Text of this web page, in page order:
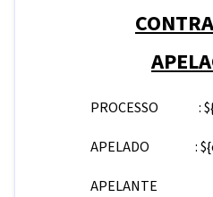
PROCESSO :
APELADO :
APELANTE